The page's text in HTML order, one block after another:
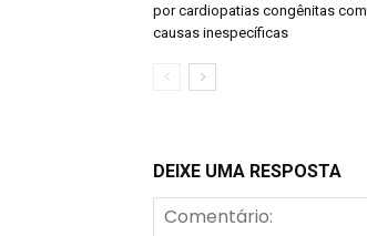
por cardiopatias congênitas com
causas inespecíficas
DEIXE UMA RESPOSTA